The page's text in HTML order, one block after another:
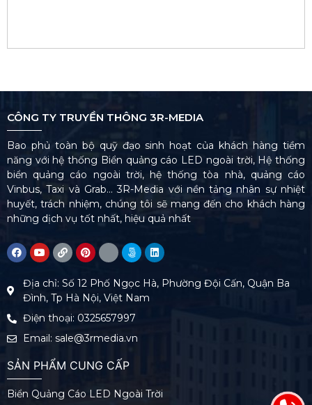
CÔNG TY TRUYỀN THÔNG 3R-MEDIA
Bao phủ toàn bộ quỹ đạo sinh hoạt của khách hàng tiềm
năng với hệ thống Biển quảng cáo LED ngoài trời, Hệ thống
biển quảng cáo ngoài trời, hệ thống tòa nhà, quảng cáo
Vinbus, Taxi và Grab… 3R-Media với nền tảng nhân sự nhiệt
huyết, trách nhiệm, chúng tôi sẽ mang đến cho khách hàng
những dịch vụ tốt nhất, hiệu quả nhất
Địa chỉ: Số 12 Phố Ngọc Hà, Phường Đội Cấn, Quận Ba
Đình, Tp Hà Nội, Việt Nam
Điện thoại: 0325657997
Email: sale@3rmedia.vn
SẢN PHẨM CUNG CẤP
Biển Quảng Cáo LED Ngoài Trời